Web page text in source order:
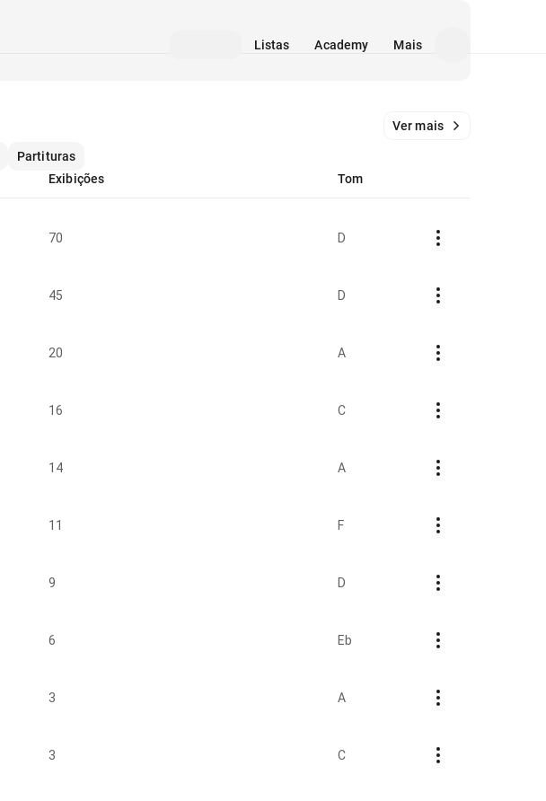
Listas Academy Mais
Ver mais
Partituras
Exibições Tom
70 D
45 D
20 A
16 C
14 A
11 F
9 D
6 Eb
3 A
3 C